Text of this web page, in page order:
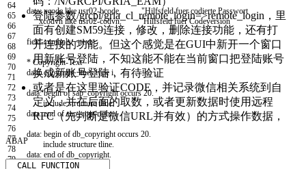
64
65
66
67
68
69
70
71
72
73
74
75
76
77
78
79
data: xcode like usr02-bcode
"Hilfsfeld fuer codierte Passwort
xcodvn like usr02-codvn. "Hilfsfeld fuer Codeversion
field-symbols: <text>.
* Copyright-Text
data: copyright_lines type i
data: begin of sap_copyright occurs 20.
include structure tline.
data: end of sap_copyright.
data: begin of db copyright occurs 20.
include structure tline
data: end of db copyright
登陆参数/grcpi/gria_cl_remote_login=>remote_login，里
面有创建SM59连接，修改，删除连接功能，还有打
开连接的功能。但这个感觉是在GUI中新开一个窗口
用新账号登陆，不知这能不能在当前窗口把登陆账号
换成新账号登陆，有待验证
或者是在这里验证CODE，并记录微信相关系统到自
定义，并在后面的取数，或者更新数据时使用远程
RFC（先判断是微信URL并有效）的方式操作数据，
ABAP